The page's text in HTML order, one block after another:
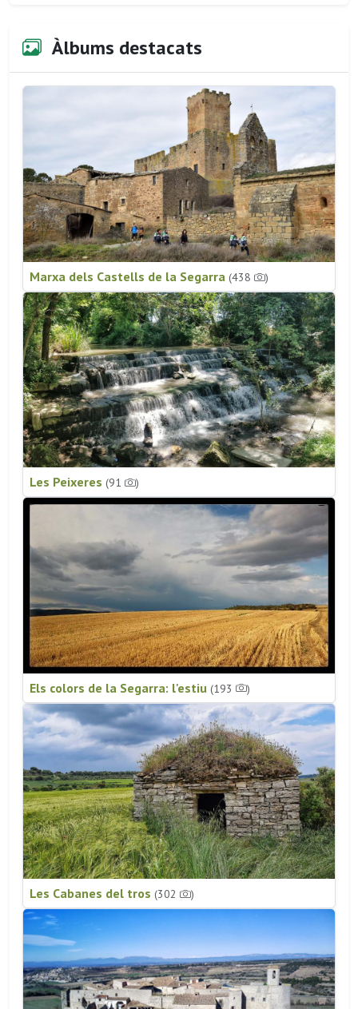
Àlbums destacats
Marxa dels Castells de la Segarra (438 )
Les Peixeres (91 )
Els colors de la Segarra: l'estiu (193 )
Les Cabanes del tros (302 )